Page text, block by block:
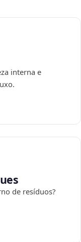
interna e
de resíduos?